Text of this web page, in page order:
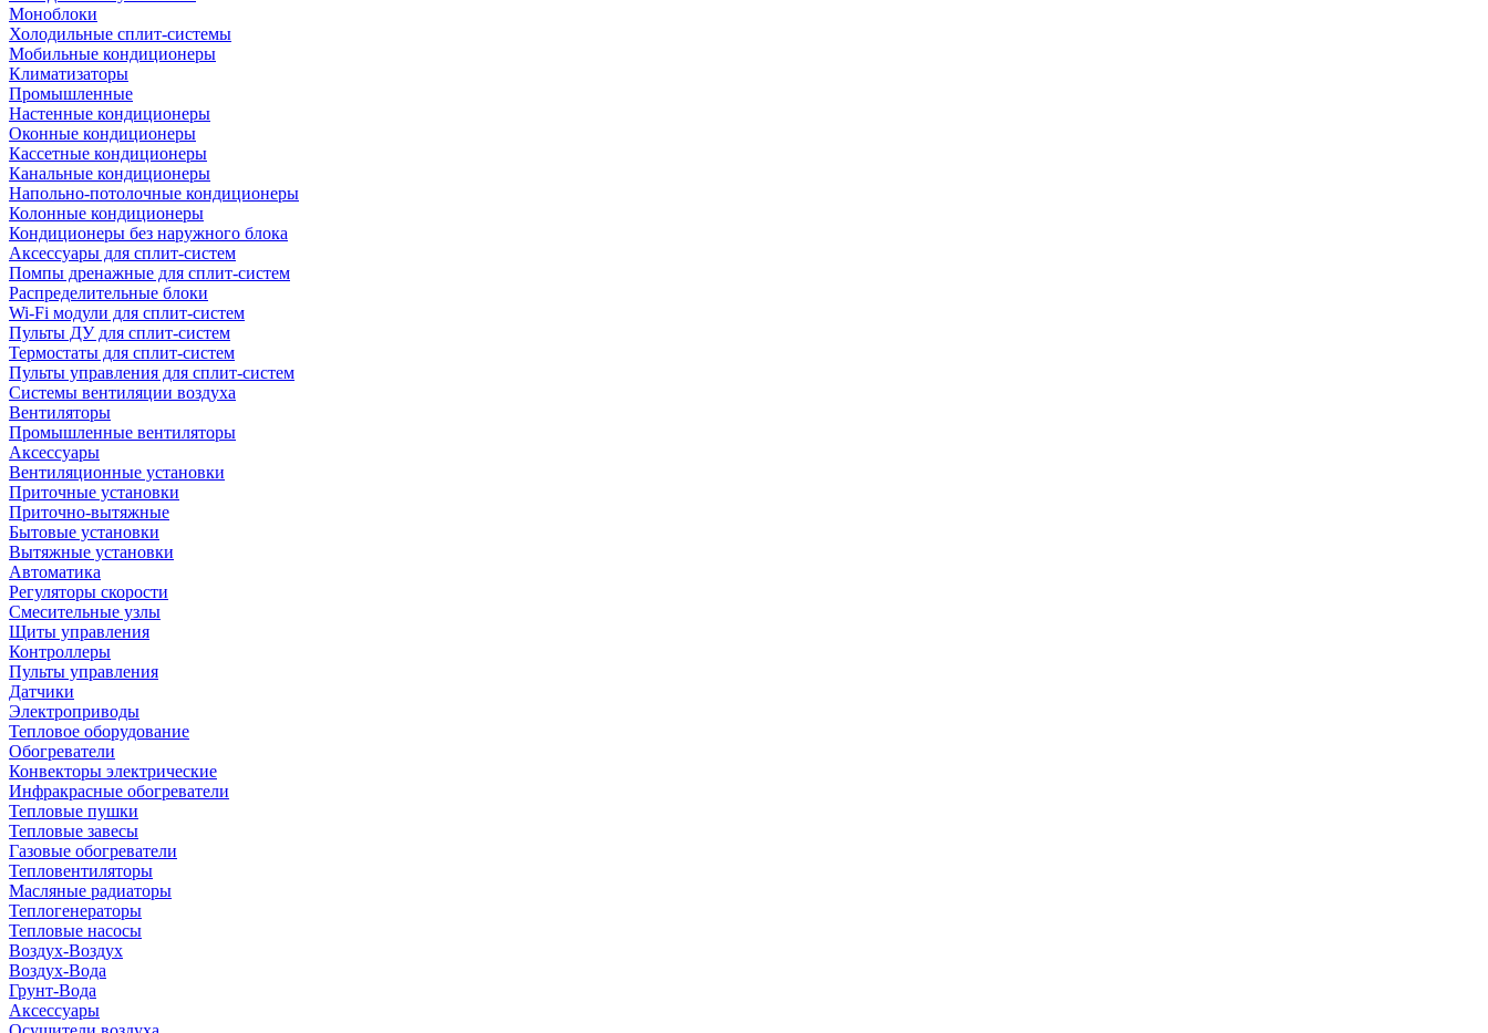
Моноблоки
Холодильные сплит-системы
Мобильные кондиционеры
Климатизаторы
Промышленные
Настенные кондиционеры
Оконные кондиционеры
Кассетные кондиционеры
Канальные кондиционеры
Напольно-потолочные кондиционеры
Колонные кондиционеры
Кондиционеры без наружного блока
Аксессуары для сплит-систем
Помпы дренажные для сплит-систем
Распределительные блоки
Wi-Fi модули для сплит-систем
Пульты ДУ для сплит-систем
Термостаты для сплит-систем
Пульты управления для сплит-систем
Системы вентиляции воздуха
Вентиляторы
Промышленные вентиляторы
Аксессуары
Вентиляционные установки
Приточные установки
Приточно-вытяжные
Бытовые установки
Вытяжные установки
Автоматика
Регуляторы скорости
Смесительные узлы
Щиты управления
Контроллеры
Пульты управления
Датчики
Электроприводы
Тепловое оборудование
Обогреватели
Конвекторы электрические
Инфракрасные обогреватели
Тепловые пушки
Тепловые завесы
Газовые обогреватели
Тепловентиляторы
Масляные радиаторы
Теплогенераторы
Тепловые насосы
Воздух-Воздух
Воздух-Вода
Грунт-Вода
Аксессуары